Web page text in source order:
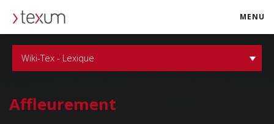
MENU
Wiki-Tex - Lexique
Affleurement